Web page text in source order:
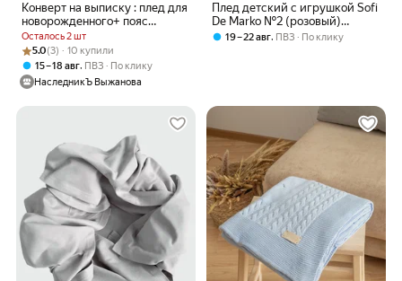
Конверт на выписку : плед для
новорожденного+ пояс
НаследникЪ Выжанова
Осталось 2 шт
Рейтинг товара: 5.0 из 5
Оценок: (3) · 10 купили
5.0(3) · 10 купили
15 – 18 авг, ПВЗ
По клику
НаследникЪ Выжанова
Плед детский с игрушкой Sofi
De Marko №2 (розовый)
90х120
19 – 22 авг, ПВЗ По клику